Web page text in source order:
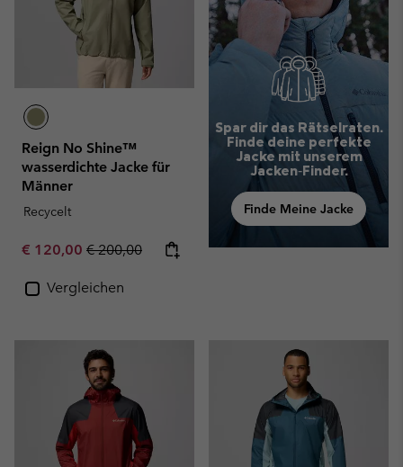
Reign No Shine™
wasserdichte Jacke für
Männer
Recycelt
Sale price:
€ 120,00 Regular price:
€ 200,00
Vergleichen
Spar dir das Rätselraten.
Finde deine perfekte
Jacke mit unserem
Jacken‑Finder.
Finde Meine Jacke